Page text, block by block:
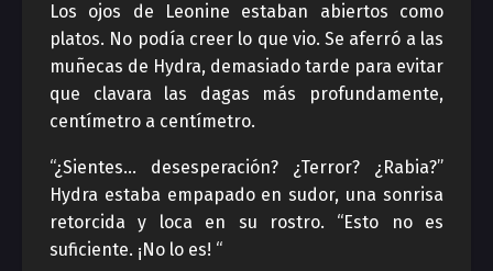
Los ojos de Leonine estaban abiertos como
platos. No podía creer lo que vio. Se aferró a las
muñecas de Hydra, demasiado tarde para evitar
que clavara las dagas más profundamente,
centímetro a centímetro.
“¿Sientes… desesperación? ¿Terror? ¿Rabia?”
Hydra estaba empapado en sudor, una sonrisa
retorcida y loca en su rostro. “Esto no es
suficiente. ¡No lo es! “